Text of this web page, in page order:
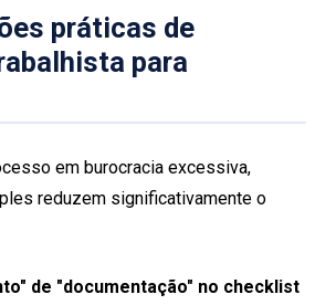
práticas de
para
em burocracia excessiva,
reduzem significativamente o
de "documentação" no checklist